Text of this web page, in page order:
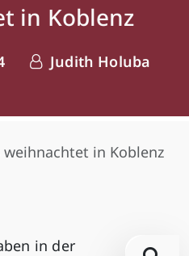
in Koblenz
Judith Holuba
weihnachtet in Koblenz
in der